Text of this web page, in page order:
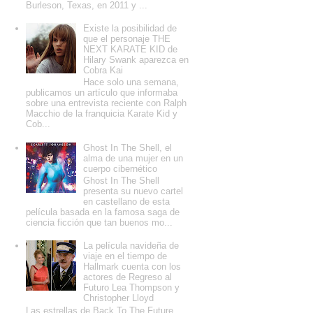
Burleson, Texas, en 2011 y ...
Existe la posibilidad de
que el personaje THE
NEXT KARATE KID de
Hilary Swank aparezca en
Cobra Kai
Hace solo una semana,
publicamos un artículo que informaba
sobre una entrevista reciente con Ralph
Macchio de la franquicia Karate Kid y
Cob...
Ghost In The Shell, el
alma de una mujer en un
cuerpo cibernético
Ghost In The Shell
presenta su nuevo cartel
en castellano de esta
película basada en la famosa saga de
ciencia ficción que tan buenos mo...
La película navideña de
viaje en el tiempo de
Hallmark cuenta con los
actores de Regreso al
Futuro Lea Thompson y
Christopher Lloyd
Las estrellas de Back To The Future